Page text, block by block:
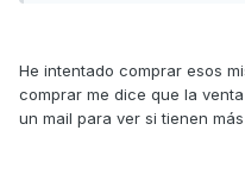
He intentado comprar esos
comprar me dice que la
un mail para ver si tienen